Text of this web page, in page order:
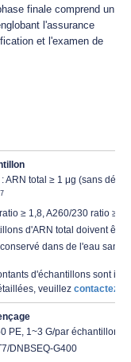
finale comprend un
l'assurance
et l'examen de
ARN total ≥ 1 μg (sans
7
≥ 1,8, A260/230 ratio ≥
d'ARN total doivent être
dans de l'eau sans
d'échantillons sont
veuillez contactez-
PE, 1~3 G/par échantillon
DNBSEQ-G400